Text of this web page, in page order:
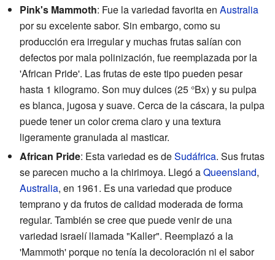
Pink's Mammoth: Fue la variedad favorita en Australia
por su excelente sabor. Sin embargo, como su
producción era irregular y muchas frutas salían con
defectos por mala polinización, fue reemplazada por la
'African Pride'. Las frutas de este tipo pueden pesar
hasta 1 kilogramo. Son muy dulces (25 °Bx) y su pulpa
es blanca, jugosa y suave. Cerca de la cáscara, la pulpa
puede tener un color crema claro y una textura
ligeramente granulada al masticar.
African Pride: Esta variedad es deSudáfrica. Sus frutas
se parecen mucho a la chirimoya. Llegó aQueensland,
Australia, en 1961. Es una variedad que produce
temprano y da frutos de calidad moderada de forma
regular. También se cree que puede venir de una
variedad israelí llamada "Kaller". Reemplazó a la
'Mammoth' porque no tenía la decoloración ni el sabor